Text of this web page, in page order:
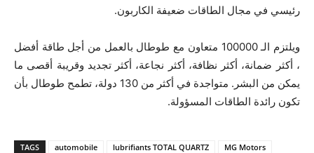
رئيسي في مجال الطاقات ضعيفة الكاربون.
ويلتزم الـ 100000 متعاون مع طوطال بالعمل من أجل طاقة أفضل
، أكثر ضمانة، أكثر نظافة، أكثر نجاعة، أكثر تجديد وقريبة أقصى ما
يمكن من البشر. متواجدة في أكثر من 130 دولة، تطمح طوطال بأن
تكون رائدة الطاقات المسؤولة.
TAGS automobile lubrifiants TOTAL QUARTZ
MG Motors